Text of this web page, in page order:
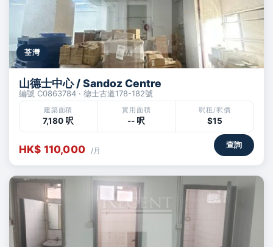
荃灣
山德士中心 / Sandoz Centre
編號 C0863784 · 德士古道178-182號
建築面積
7,180 呎
實用面積
-- 呎
呎租/呎價
$15
HK$ 110,000 /月
查詢